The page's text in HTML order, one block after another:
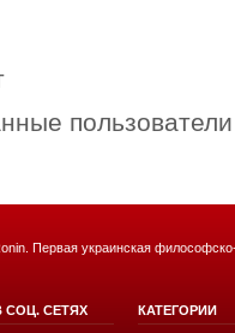
Первая украинская
СОЦ. СЕТЯХ КАТЕГОРИИ